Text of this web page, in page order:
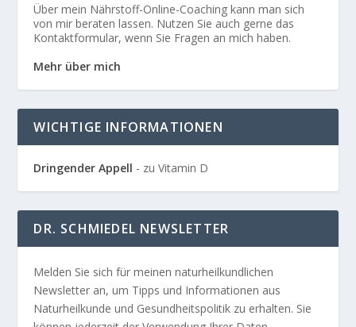
Über mein Nährstoff-Online-Coaching kann man sich
von mir beraten lassen. Nutzen Sie auch gerne das
Kontaktformular, wenn Sie Fragen an mich haben.
Mehr über mich
WICHTIGE INFORMATIONEN
Dringender Appell - zu Vitamin D
DR. SCHMIEDEL NEWSLETTER
Melden Sie sich für meinen naturheilkundlichen
Newsletter an, um Tipps und Informationen aus
Naturheilkunde und Gesundheitspolitik zu erhalten. Sie